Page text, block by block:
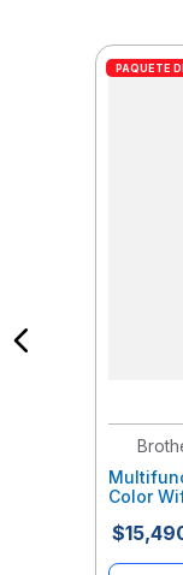
PAQUETE
Color
$15,